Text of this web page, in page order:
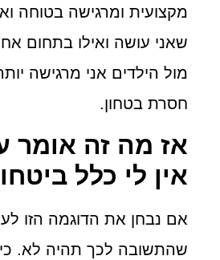
מקצועית ומרגישה בטוחה
שאני עושה ואילו בתחום
מול הילדים אני מרגישה
חסרת בטחון.
אז מה זה אומר
אין לי כלל
אם נבחן את הדוגמה הזו
שהתשובה לכך תהיה לא. כי